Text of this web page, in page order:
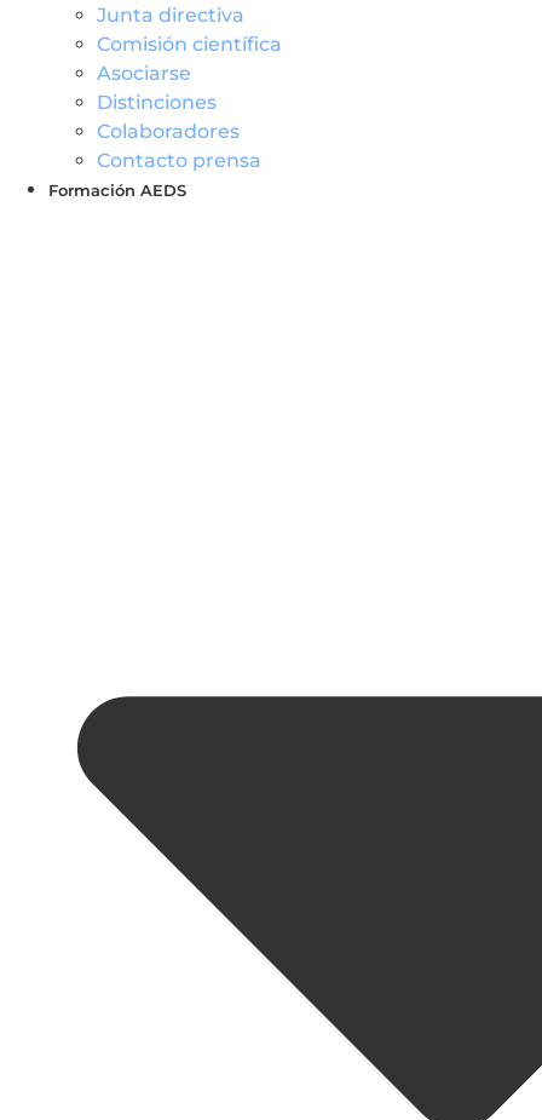
Junta directiva
Comisión científica
Asociarse
Distinciones
Colaboradores
Contacto prensa
Formación AEDS